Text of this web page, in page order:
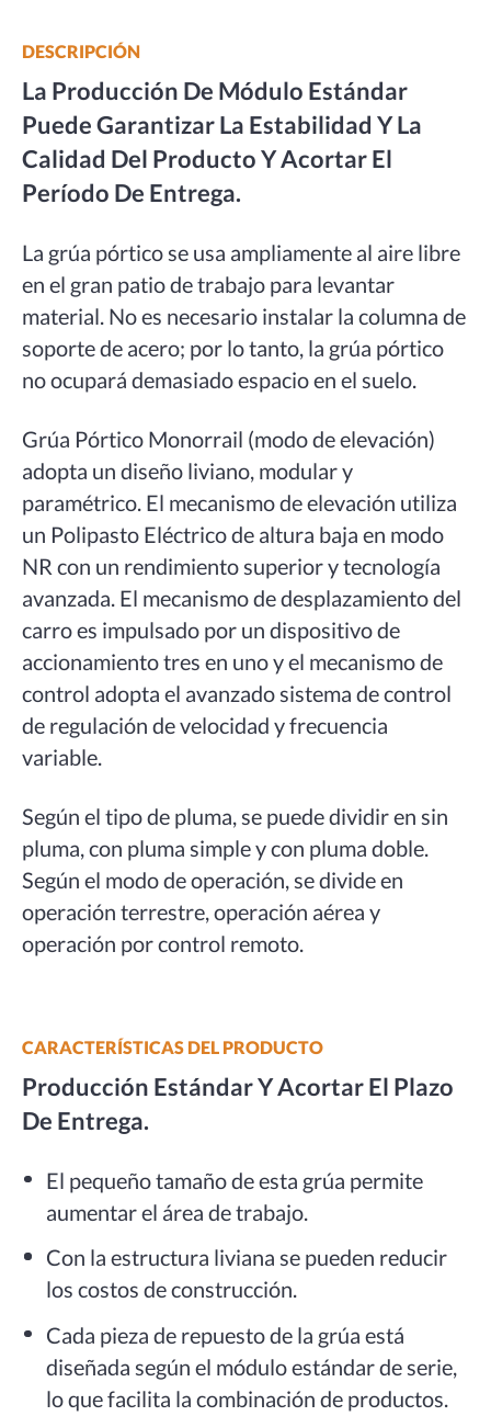
DESCRIPCIÓN
La Producción De Módulo Estándar
Puede Garantizar La Estabilidad Y La
Calidad Del Producto Y Acortar El
Período De Entrega.
La grúa pórtico se usa ampliamente al aire libre
en el gran patio de trabajo para levantar
material. No es necesario instalar la columna de
soporte de acero; por lo tanto, la grúa pórtico
no ocupará demasiado espacio en el suelo.
Grúa Pórtico Monorrail (modo de elevación)
adopta un diseño liviano, modular y
paramétrico. El mecanismo de elevación utiliza
un Polipasto Eléctrico de altura baja en modo
NR con un rendimiento superior y tecnología
avanzada. El mecanismo de desplazamiento del
carro es impulsado por un dispositivo de
accionamiento tres en uno y el mecanismo de
control adopta el avanzado sistema de control
de regulación de velocidad y frecuencia
variable.
Según el tipo de pluma, se puede dividir en sin
pluma, con pluma simple y con pluma doble.
Según el modo de operación, se divide en
operación terrestre, operación aérea y
operación por control remoto.
CARACTERÍSTICAS DEL PRODUCTO
Producción Estándar Y Acortar El Plazo
De Entrega.
El pequeño tamaño de esta grúa permite
aumentar el área de trabajo.
Con la estructura liviana se pueden reducir
los costos de construcción.
Cada pieza de repuesto de la grúa está
diseñada según el módulo estándar de serie,
lo que facilita la combinación de productos.